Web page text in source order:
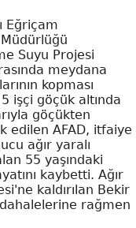
Eğriçam
Suyu Projesi
meydana
kopması
işçi göçük altında
göçükten
edilen AFAD, itfaiye
ağır yaralı
55 yaşındaki
kaybetti. Ağır
kaldırılan Bekir
rağmen